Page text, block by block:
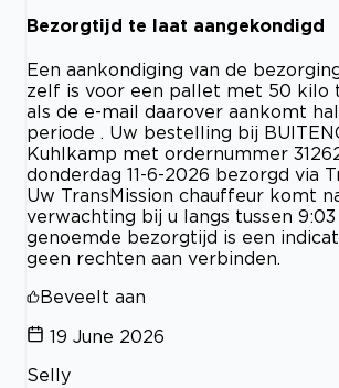
Bezorgtijd te laat aangekondigd
Een aankondiging van de
zelf is voor een pallet met 50 kilo
als de e-mail daarover aankomt
periode . Uw bestelling bij
Kuhlkamp met ordernummer
donderdag 11-6-2026 bezorgd via
Uw TransMission chauffeur komt
verwachting bij u langs tussen 9:03
genoemde bezorgtijd is een
geen rechten aan verbinden.
Beveelt aan
19 June 2026
Selly